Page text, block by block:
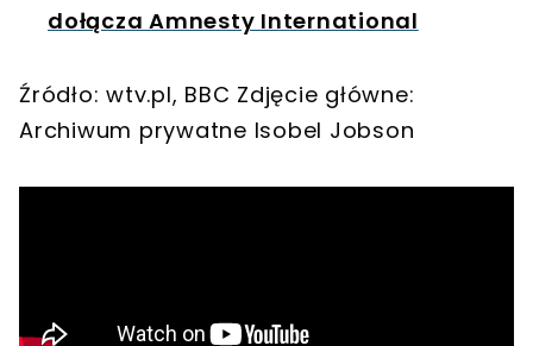
dołącza Amnesty International
Źródło: wtv.pl, BBC Zdjęcie główne:
Archiwum prywatne Isobel Jobson